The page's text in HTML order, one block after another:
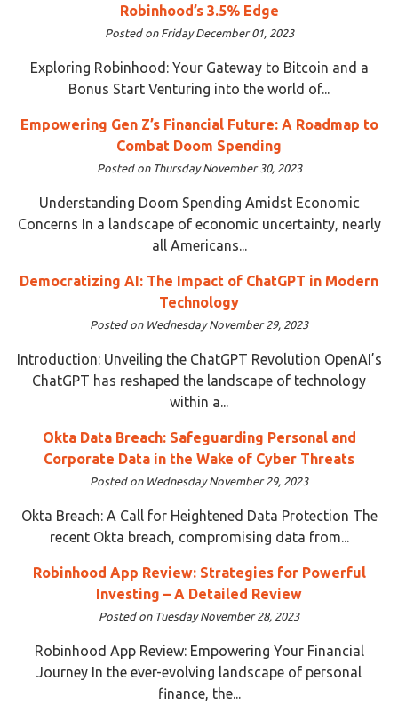
Robinhood’s 3.5% Edge
Posted on Friday December 01, 2023
Exploring Robinhood: Your Gateway to Bitcoin and a
Bonus Start Venturing into the world of...
Empowering Gen Z’s Financial Future: A Roadmap to
Combat Doom Spending
Posted on Thursday November 30, 2023
Understanding Doom Spending Amidst Economic
Concerns In a landscape of economic uncertainty, nearly
all Americans...
Democratizing AI: The Impact of ChatGPT in Modern
Technology
Posted on Wednesday November 29, 2023
Introduction: Unveiling the ChatGPT Revolution OpenAI’s
ChatGPT has reshaped the landscape of technology
within a...
Okta Data Breach: Safeguarding Personal and
Corporate Data in the Wake of Cyber Threats
Posted on Wednesday November 29, 2023
Okta Breach: A Call for Heightened Data Protection The
recent Okta breach, compromising data from...
Robinhood App Review: Strategies for Powerful
Investing – A Detailed Review
Posted on Tuesday November 28, 2023
Robinhood App Review: Empowering Your Financial
Journey In the ever-evolving landscape of personal
finance, the...